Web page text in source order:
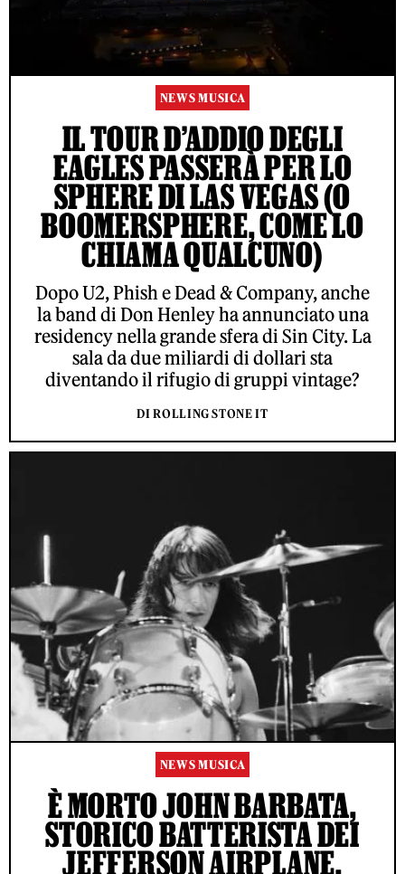
NEWS MUSICA
IL TOUR D’ADDIO DEGLI
EAGLES PASSERÀ PER LO
SPHERE DI LAS VEGAS (O
BOOMERSPHERE, COME LO
CHIAMA QUALCUNO)
Dopo U2, Phish e Dead & Company, anche
la band di Don Henley ha annunciato una
residency nella grande sfera di Sin City. La
sala da due miliardi di dollari sta
diventando il rifugio di gruppi vintage?
DI ROLLING STONE IT
NEWS MUSICA
È MORTO JOHN BARBATA,
STORICO BATTERISTA DEI
JEFFERSON AIRPLANE,